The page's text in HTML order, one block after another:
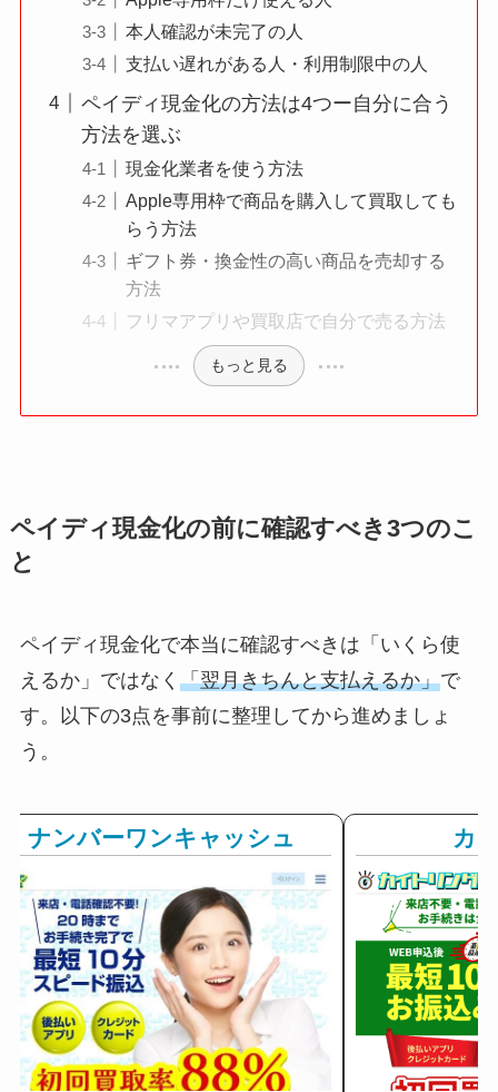
本人確認が未完了の人
支払い遅れがある人・利用制限中の人
ペイディ現金化の方法は4つー自分に合う
方法を選ぶ
現金化業者を使う方法
Apple専用枠で商品を購入して買取しても
らう方法
ギフト券・換金性の高い商品を売却する
方法
フリマアプリや買取店で自分で売る方法
もっと見る
ペイディ現金化の前に確認すべき3つのこ
と
ペイディ現金化で本当に確認すべきは「いくら使
えるか」ではなく 「翌月きちんと支払えるか」で
す。以下の3点を事前に整理してから進めましょ
う。
ナンバーワンキャッシュ カ